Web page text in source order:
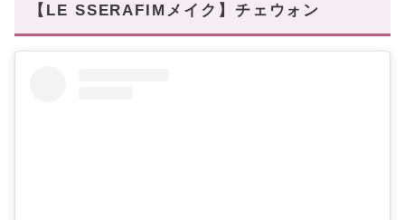
【LE SSERAFIMメイク】チェウォン